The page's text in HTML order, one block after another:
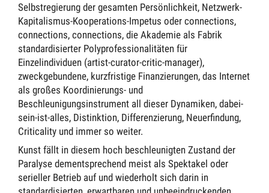
Selbstregierung der gesamten Persönlichkeit, Netzwerk-
Kapitalismus-Kooperations-Impetus oder connections,
connections, connections, die Akademie als Fabrik
standardisierter Polyprofessionalitäten für
Einzelindividuen (artist-curator-critic-manager),
zweckgebundene, kurzfristige Finanzierungen, das Internet
als großes Koordinierungs- und
Beschleunigungsinstrument all dieser Dynamiken, dabei-
sein-ist-alles, Distinktion, Differenzierung, Neuerfindung,
Criticality und immer so weiter.
Kunst fällt in diesem hoch beschleunigten Zustand der
Paralyse dementsprechend meist als Spektakel oder
serieller Betrieb auf und wiederholt sich darin in